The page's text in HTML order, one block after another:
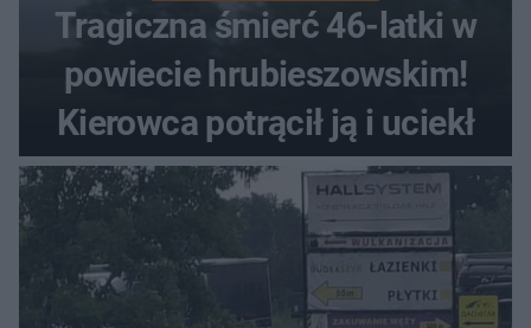
Tragiczna śmierć 46-latki w
powiecie hrubieszowskim!
Kierowca potrącił ją i uciekł